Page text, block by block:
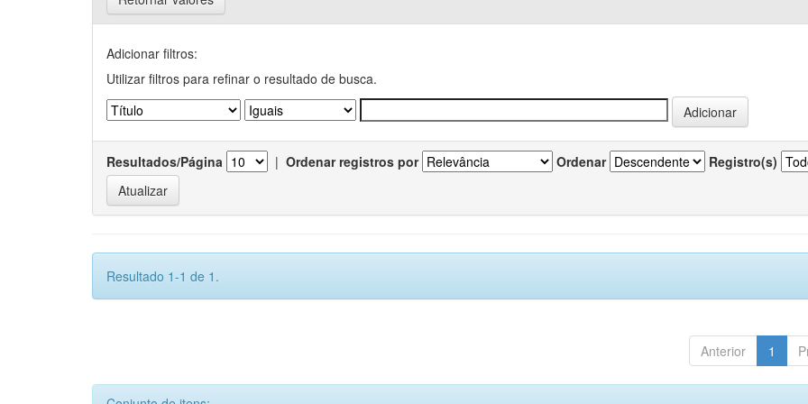
Adicionar filtros:
Utilizar filtros para refinar o resultado de busca.
Resultados/Página | Ordenar registros por Ordenar Registro(s)
Resultado 1-1 de 1.
Anterior 1